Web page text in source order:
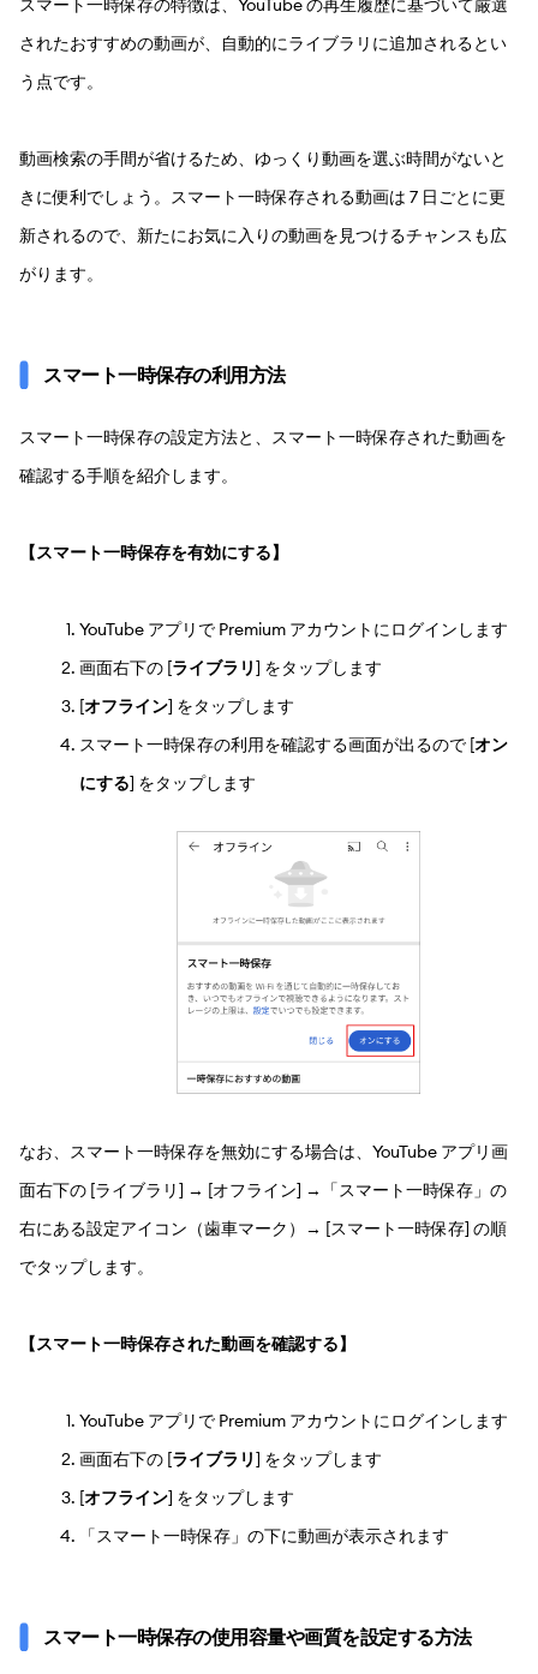
スマート一時保存の特徴は、YouTube の再生履歴に基づいて厳選
されたおすすめの動画が、自動的にライブラリに追加されるとい
う点です。
動画検索の手間が省けるため、ゆっくり動画を選ぶ時間がないと
きに便利でしょう。スマート一時保存される動画は 7 日ごとに更
新されるので、新たにお気に入りの動画を見つけるチャンスも広
がります。
スマート一時保存の利用方法
スマート一時保存の設定方法と、スマート一時保存された動画を
確認する手順を紹介します。
【スマート一時保存を有効にする】
YouTube アプリで Premium アカウントにログインします
画面右下の [ライブラリ] をタップします
[オフライン] をタップします
スマート一時保存の利用を確認する画面が出るので [オン
にする] をタップします
なお、スマート一時保存を無効にする場合は、YouTube アプリ画
面右下の [ライブラリ] → [オフライン] →「スマート一時保存」の
右にある設定アイコン（歯車マーク）→ [スマート一時保存] の順
でタップします。
【スマート一時保存された動画を確認する】
YouTube アプリで Premium アカウントにログインします
画面右下の [ライブラリ] をタップします
[オフライン] をタップします
「スマート一時保存」の下に動画が表示されます
スマート一時保存の使用容量や画質を設定する方法